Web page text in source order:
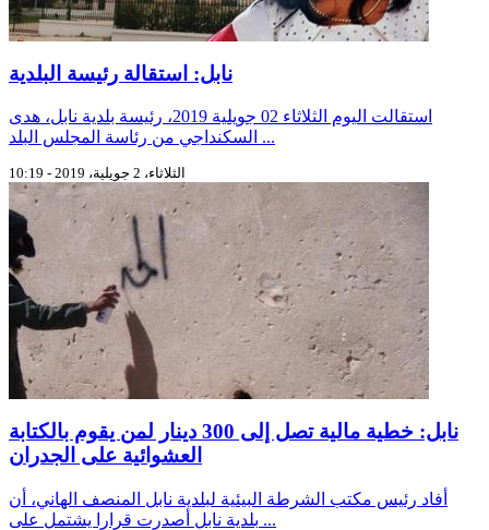
نابل: استقالة رئيسة البلدية
استقالت اليوم الثلاثاء 02 جويلية 2019، رئيسة بلدية نابل، هدى
السكنداجي من رئاسة المجلس البلد ...
الثلاثاء، 2 جويلية، 2019 - 10:19
نابل: خطية مالية تصل إلى 300 دينار لمن يقوم بالكتابة
العشوائية على الجدران
أفاد رئيس مكتب الشرطة البيئية لبلدية نابل المنصف الهاني، أن
بلدية نابل أصدرت قرارا يشتمل على ...